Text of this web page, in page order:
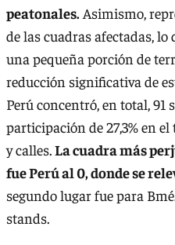
peatonales. Asimismo,
de las cuadras afectadas,
una pequeña porción de
reducción significativa de
Perú concentró, en total, 91
participación de 27,3% en
y calles.La cuadra más
fue Perú al 0, donde se
segundo lugar fue para
stands.